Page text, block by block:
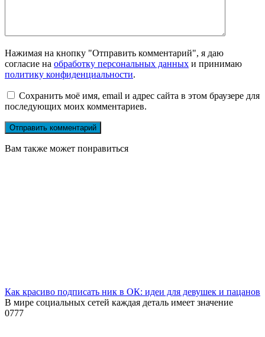
Нажимая на кнопку "Отправить комментарий", я даю
согласие на обработку персональных данных и принимаю
политику конфиденциальности.
Сохранить моё имя, email и адрес сайта в этом браузере для
последующих моих комментариев.
Вам также может понравиться
Как красиво подписать ник в ОК: идеи для девушек и пацанов
В мире социальных сетей каждая деталь имеет значение
0777